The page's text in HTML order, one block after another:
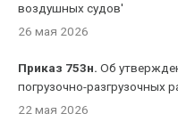
воздушных судов'
26 мая 2026
Приказ 753н. Об
погрузочно-разгрузочных
22 мая 2026